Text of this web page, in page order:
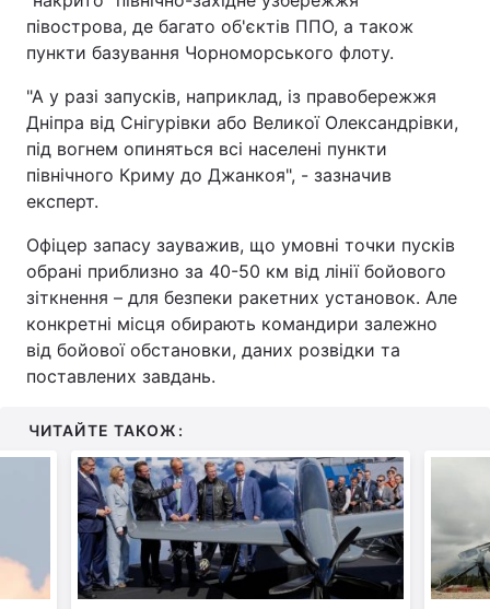
півострова, де багато об'єктів ППО, а також
пункти базування Чорноморського флоту.
"А у разі запусків, наприклад, із правобережжя
Дніпра від Снігурівки або Великої Олександрівки,
під вогнем опиняться всі населені пункти
північного Криму до Джанкоя", - зазначив
експерт.
Офіцер запасу зауважив, що умовні точки пусків
обрані приблизно за 40-50 км від лінії бойового
зіткнення – для безпеки ракетних установок. Але
конкретні місця обирають командири залежно
від бойової обстановки, даних розвідки та
поставлених завдань.
ЧИТАЙТЕ ТАКОЖ: